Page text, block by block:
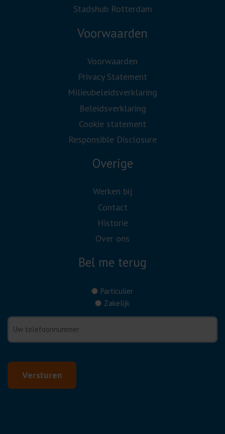
Stadshub Rotterdam
Voorwaarden
Voorwaarden
Privacy Statement
Milieubeleidsverklaring
Beleidsverklaring
Cookie statement
Responsible Disclosure
Overige
Werken bij
Contact
Historie
Over ons
Bel me terug
(Vereist)
Particulier
Zakelijk